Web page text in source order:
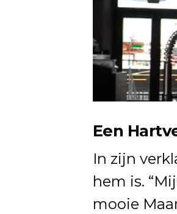
Een
In zijn
hem is.
mooie